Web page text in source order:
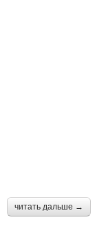
читать дальше →